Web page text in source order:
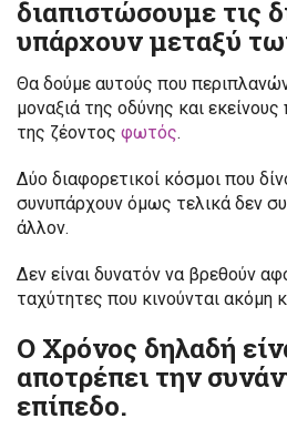
διαπιστώσουμε τις
υπάρχουν μεταξύ
Θα δούμε αυτούς που
μοναξιά της οδύνης και
της ζέοντος φωτός.
Δύο διαφορετικοί κόσμοι που
συνυπάρχουν όμως τελικά δεν
άλλον.
Δεν είναι δυνατόν να βρεθούν
ταχύτητες που κινούνται ακόμη
Ο Χρόνος δηλαδή
αποτρέπει την
επίπεδο.